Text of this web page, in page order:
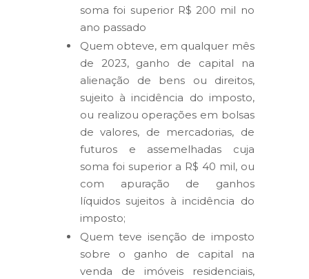
soma foi superior R$ 200 mil no
ano passado
Quem obteve, em qualquer mês
de 2023, ganho de capital na
alienação de bens ou direitos,
sujeito à incidência do imposto,
ou realizou operações em bolsas
de valores, de mercadorias, de
futuros e assemelhadas cuja
soma foi superior a R$ 40 mil, ou
com apuração de ganhos
líquidos sujeitos à incidência do
imposto;
Quem teve isenção de imposto
sobre o ganho de capital na
venda de imóveis residenciais,